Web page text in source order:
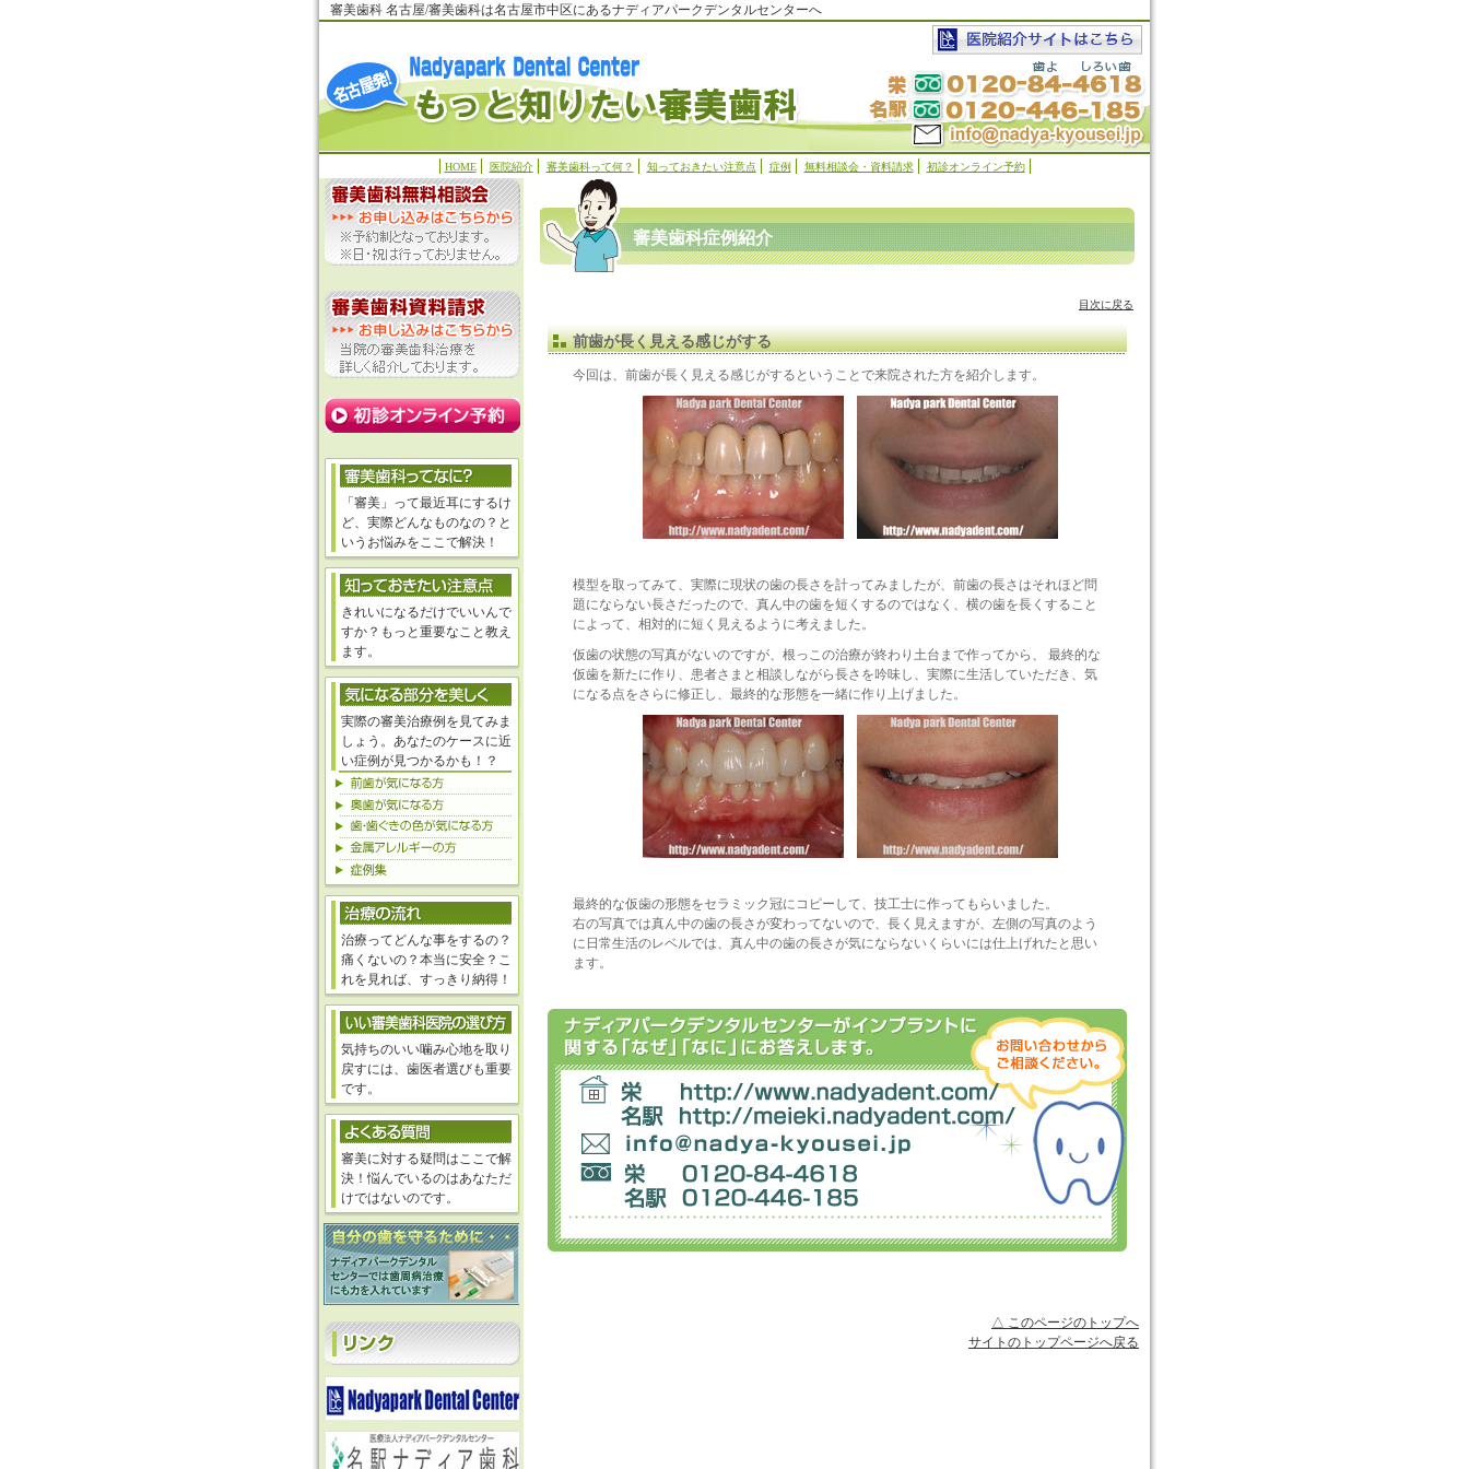
審美歯科 名古屋/審美歯科は名古屋市中区にあるナディアパークデンタルセンターへ
HOME 医院紹介 審美歯科って何？ 知っておきたい注意点 症例 無料相談会・資料請求 初診オンライン予約
審美歯科症例紹介
目次に戻る
前歯が長く見える感じがする
今回は、前歯が長く見える感じがするということで来院された方を紹介します。
模型を取ってみて、実際に現状の歯の長さを計ってみましたが、前歯の長さはそれほど問
題にならない長さだったので、真ん中の歯を短くするのではなく、横の歯を長くすること
によって、相対的に短く見えるように考えました。
仮歯の状態の写真がないのですが、根っこの治療が終わり土台まで作ってから、 最終的な
仮歯を新たに作り、患者さまと相談しながら長さを吟味し、実際に生活していただき、気
になる点をさらに修正し、最終的な形態を一緒に作り上げました。
最終的な仮歯の形態をセラミック冠にコピーして、技工士に作ってもらいました。
右の写真では真ん中の歯の長さが変わってないので、長く見えますが、左側の写真のよう
に日常生活のレベルでは、真ん中の歯の長さが気にならないくらいには仕上げれたと思い
ます。
△ このページのトップへ
サイトのトップページへ戻る
「審美」って最近耳にするけ
ど、実際どんなものなの？と
いうお悩みをここで解決！
きれいになるだけでいいんで
すか？もっと重要なこと教え
ます。
実際の審美治療例を見てみま
しょう。あなたのケースに近
い症例が見つかるかも！？
治療ってどんな事をするの？
痛くないの？本当に安全？こ
れを見れば、すっきり納得！
気持ちのいい噛み心地を取り
戻すには、歯医者選びも重要
です。
審美に対する疑問はここで解
決！悩んでいるのはあなただ
けではないのです。